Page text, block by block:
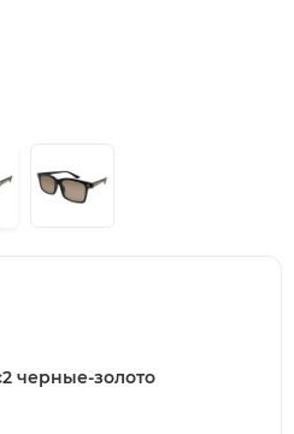
черные-золото